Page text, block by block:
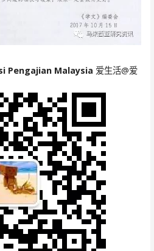
Pengajian Malaysia 爱生活@爱